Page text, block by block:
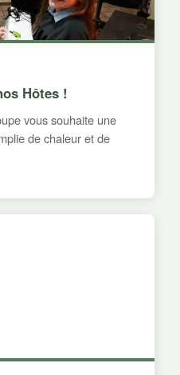
Hôtes !
vous souhaite une
de chaleur et de